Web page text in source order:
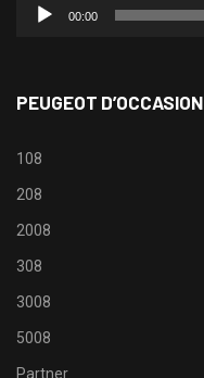
00:00
PEUGEOT D’OCCASION
108
208
2008
308
3008
5008
Partner